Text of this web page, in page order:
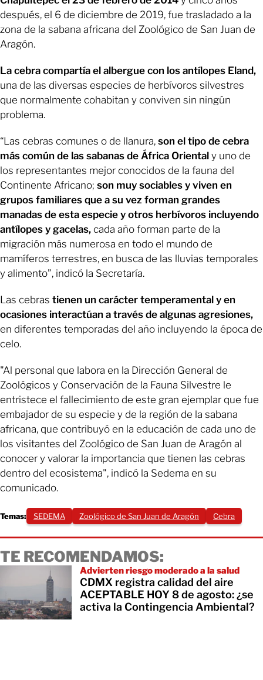
después, el 6 de diciembre de 2019, fue trasladado a la
zona de la sabana africana del Zoológico de San Juan de
Aragón.
La cebra compartía el albergue con los antílopes Eland,
una de las diversas especies de herbívoros silvestres
que normalmente cohabitan y conviven sin ningún
problema.
“Las cebras comunes o de llanura, son el tipo de cebra
más común de las sabanas de África Oriental y uno de
los representantes mejor conocidos de la fauna del
Continente Africano; son muy sociables y viven en
grupos familiares que a su vez forman grandes
manadas de esta especie y otros herbívoros incluyendo
antílopes y gacelas, cada año forman parte de la
migración más numerosa en todo el mundo de
mamíferos terrestres, en busca de las lluvias temporales
y alimento”, indicó la Secretaría.
Las cebras tienen un carácter temperamental y en
ocasiones interactúan a través de algunas agresiones,
en diferentes temporadas del año incluyendo la época de
celo.
"Al personal que labora en la Dirección General de
Zoológicos y Conservación de la Fauna Silvestre le
entristece el fallecimiento de este gran ejemplar que fue
embajador de su especie y de la región de la sabana
africana, que contribuyó en la educación de cada uno de
los visitantes del Zoológico de San Juan de Aragón al
conocer y valorar la importancia que tienen las cebras
dentro del ecosistema", indicó la Sedema en su
comunicado.
Temas: SEDEMA Zoológico de San Juan de Aragón Cebra
TE RECOMENDAMOS:
Advierten riesgo moderado a la salud
CDMX registra calidad del aire
ACEPTABLE HOY 8 de agosto: ¿se
activa la Contingencia Ambiental?